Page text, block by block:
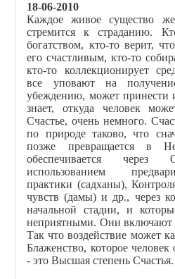
18-06-2010
Каждое живое существо
стремится к страданию.
богатством, кто-то верит,
его счастливым, кто-то
кто-то коллекционирует
все уповают на
убеждению, может принести
знает, откуда человек
Счастье, очень немного.
по природе таково, что
позже превращается в
обеспечивается
использованием
практики (садханы),
чувств (дамы) и др., через
начальной стадии, и
неприятными. Они включают
Так что воздействие может
Блаженство, которое человек
- это Высшая степень Счастья.